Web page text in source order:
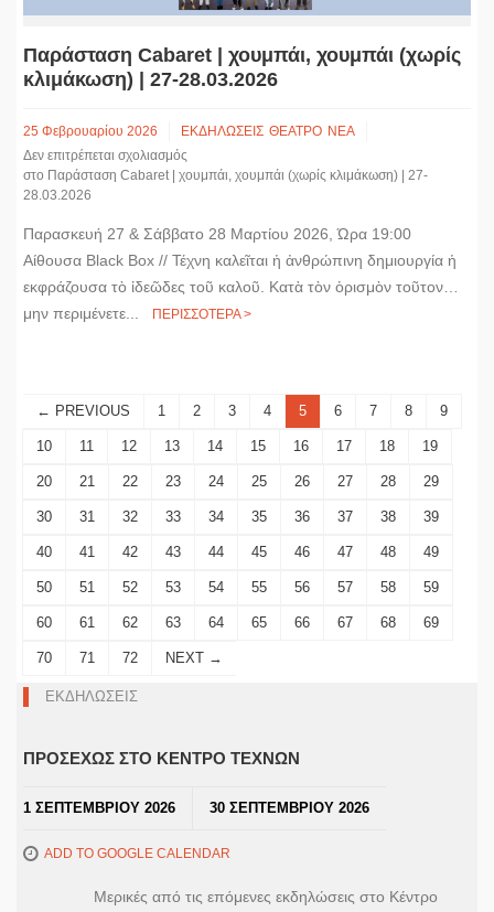
Παράσταση Cabaret | χουμπάι, χουμπάι (χωρίς
κλιμάκωση) | 27-28.03.2026
25 Φεβρουαρίου 2026 ΕΚΔΗΛΩΣΕΙΣ ΘΕΑΤΡΟ ΝΕΑ
Δεν επιτρέπεται σχολιασμός
στο Παράσταση Cabaret | χουμπάι, χουμπάι (χωρίς κλιμάκωση) | 27-
28.03.2026
Παρασκευή 27 & Σάββατο 28 Μαρτίου 2026, Ώρα 19:00
Αίθουσα Black Box // Τέχνη καλεῖται ἡ ἀνθρώπινη δημιουργία ἡ
εκφράζουσα τὸ ἰδεῶδες τοῦ καλοῦ. Κατὰ τὸν ὁρισμὸν τοῦτον…
μην περιμένετε...
ΠΕΡΙΣΣΟΤΕΡΑ >
← PREVIOUS 1 2 3 4 5 6 7 8 9
10 11 12 13 14 15 16 17 18 19
20 21 22 23 24 25 26 27 28 29
30 31 32 33 34 35 36 37 38 39
40 41 42 43 44 45 46 47 48 49
50 51 52 53 54 55 56 57 58 59
60 61 62 63 64 65 66 67 68 69
70 71 72 NEXT →
ΕΚΔΗΛΩΣΕΙΣ
ΠΡΟΣΕΧΩΣ ΣΤΟ ΚΕΝΤΡΟ ΤΕΧΝΩΝ
1 ΣΕΠΤΕΜΒΡΙΟΥ 2026 30 ΣΕΠΤΕΜΒΡΙΟΥ 2026
ADD TO GOOGLE CALENDAR
Μερικές από τις επόμενες εκδηλώσεις στο Κέντρο